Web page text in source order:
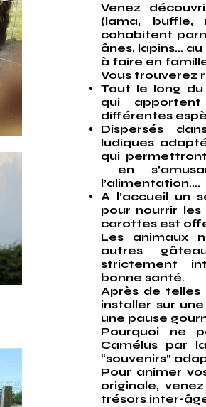
Venez
(lama,
cohabitent
ânes, lapins…
à faire en
Vous trouverez
Tout le long du
qui
différentes
Dispersés
ludiques
qui
en
l’alimentation….
A l’accueil un
pour nourrir
carottes est
Les animaux
autres
strictement
bonne santé.
Après de telles
installer sur
une pause
Pourquoi ne
Camélus par
“souvenirs”
Pour animer
originale,
trésors inter-